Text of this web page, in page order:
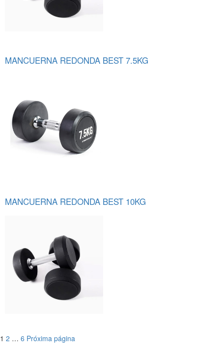
MANCUERNA REDONDA BEST 7.5KG
MANCUERNA REDONDA BEST 10KG
Página
1 Página
2 … Página
6 Próxima página